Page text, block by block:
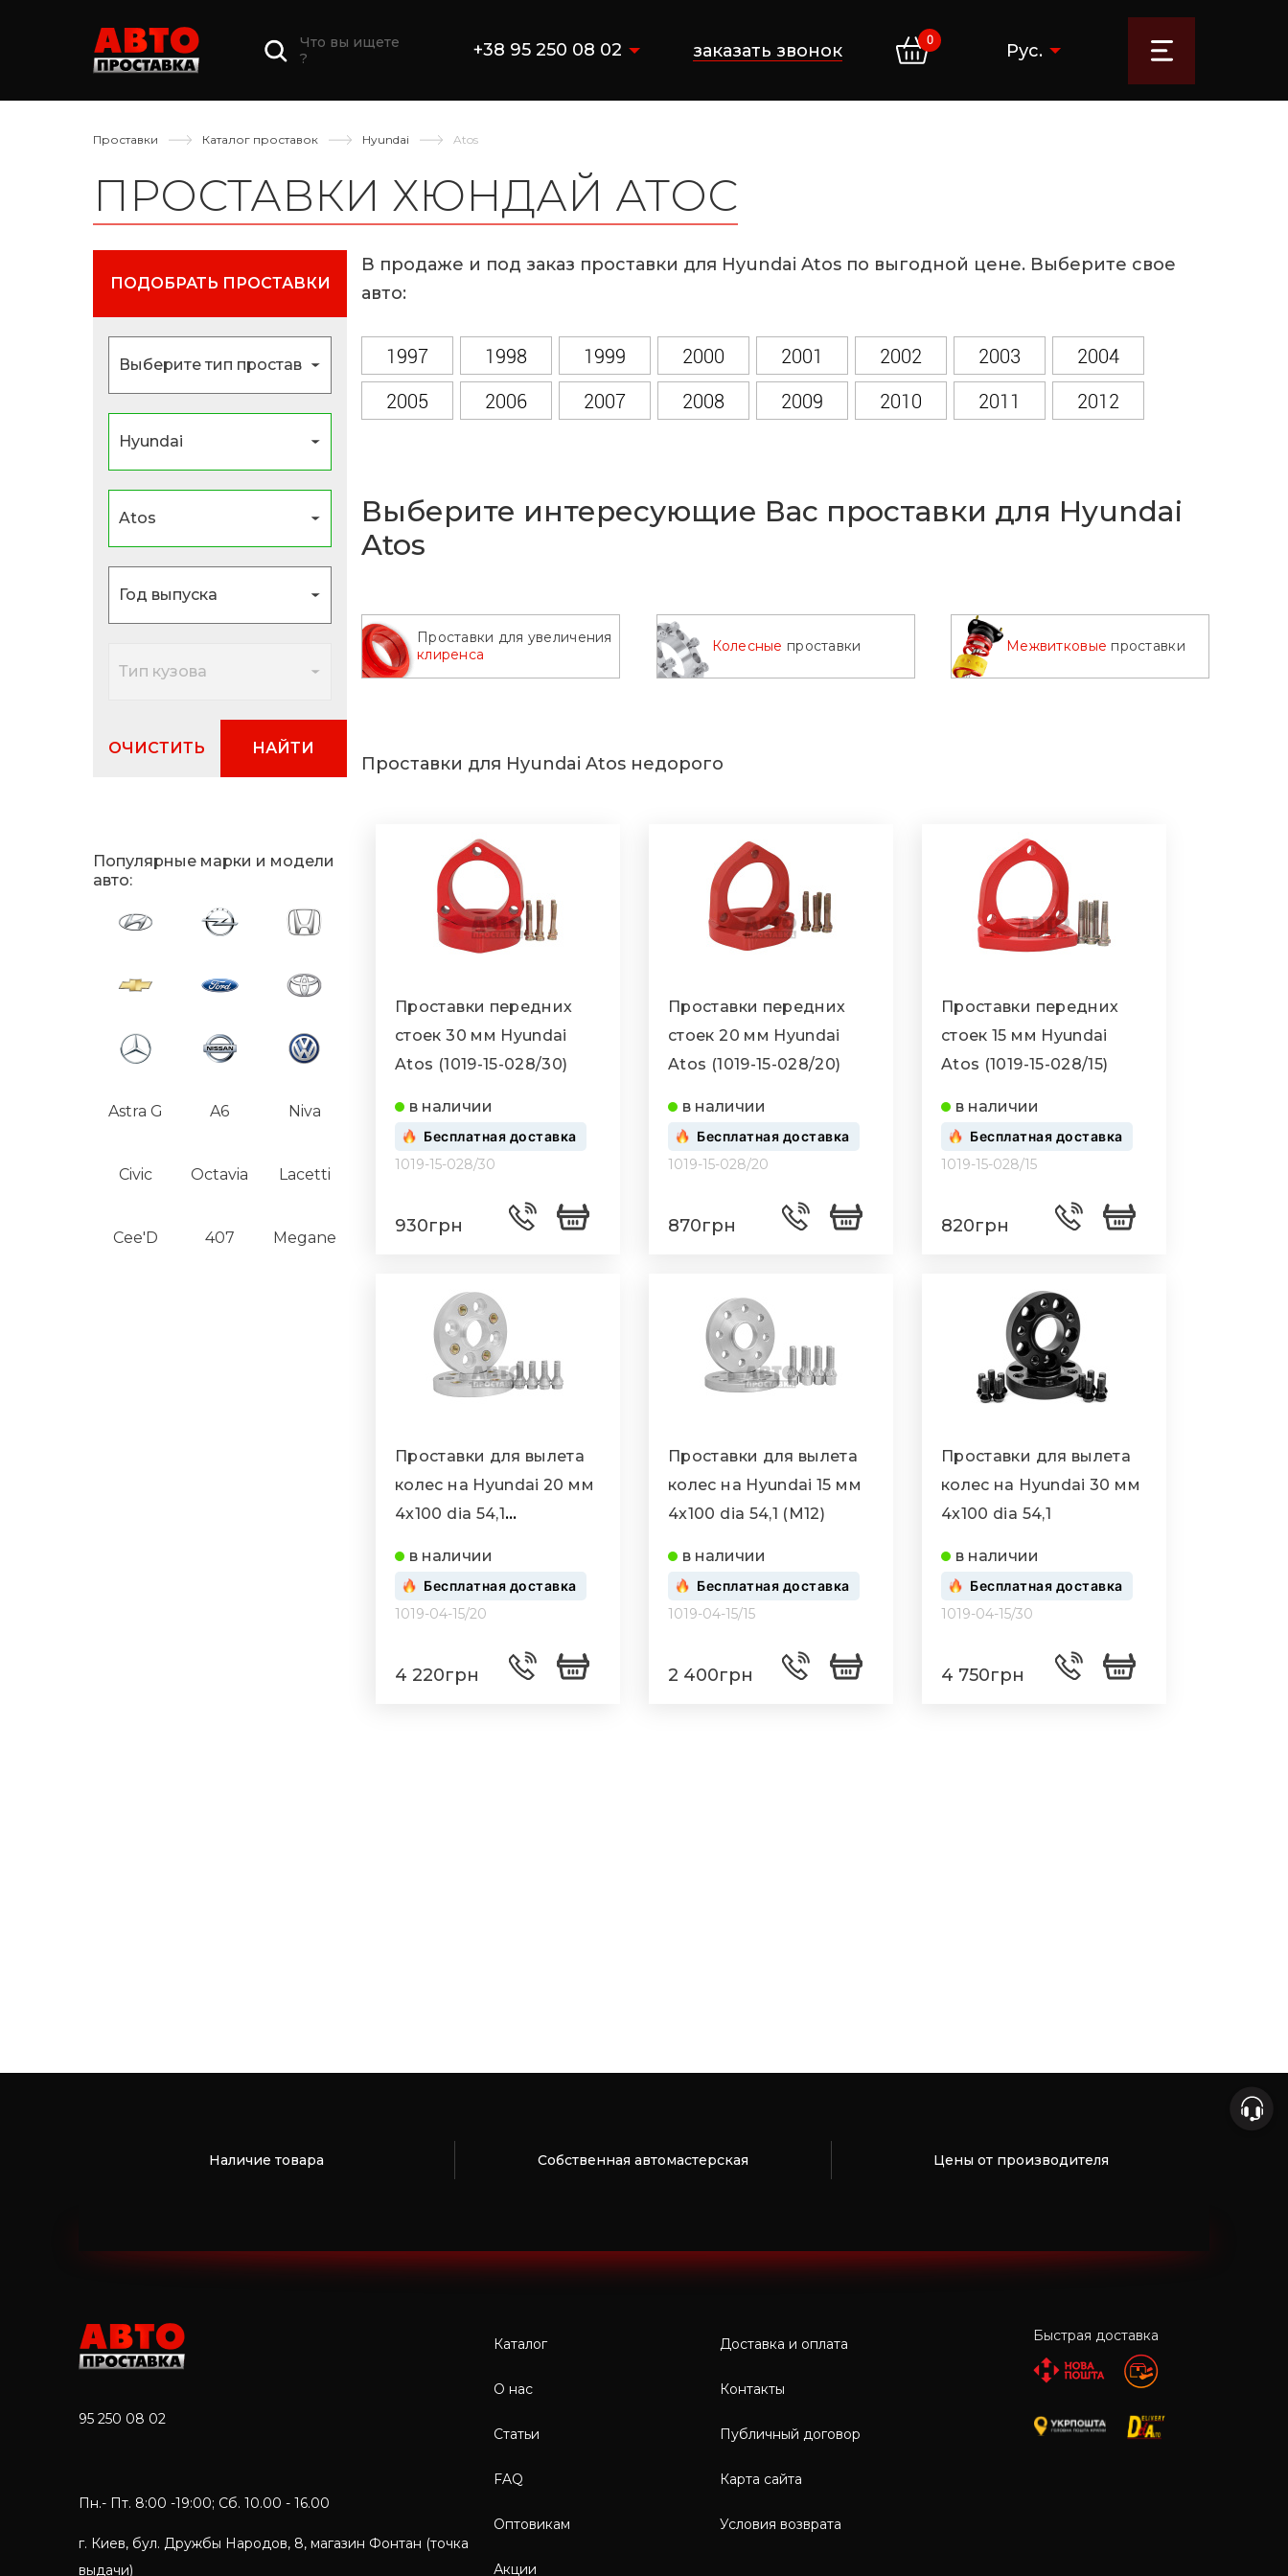
Что вы ищете
?
+38 95 250 08 02 заказать звонок 0 Рус.
Проставки Каталог проставок Hyundai Atos
ПРОСТАВКИ ХЮНДАЙ АТОС
ПОДОБРАТЬ ПРОСТАВКИ
ОЧИСТИТЬ НАЙТИ
Популярные марки и модели
авто:
Astra G A6 Niva
Civic Octavia Lacetti
Cee'D 407 Megane
В продаже и под заказ проставки для Hyundai Atos по выгодной цене. Выберите свое
авто:
1997 1998 1999 2000 2001 2002 2003
2004
2005
2006 2007 2008 2009 2010 2011
2012
Выберите интересующие Вас проставки для Hyundai
Atos
Проставки для увеличения
клиренса
Колесные проставки Межвитковые проставки
Проставки для Hyundai Atos недорого
Проставки передних
стоек 30 мм Hyundai
Atos (1019-15-028/30)
в наличии
Бесплатная доставка
1019-15-028/30
930грн
Проставки передних
стоек 20 мм Hyundai
Atos (1019-15-028/20)
в наличии
Бесплатная доставка
1019-15-028/20
870грн
Проставки передних
стоек 15 мм Hyundai
Atos (1019-15-028/15)
в наличии
Бесплатная доставка
1019-15-028/15
820грн
Проставки для вылета
колес на Hyundai 20 мм
4x100 dia 54,1
в наличии
Бесплатная доставка
1019-04-15/20
4 220грн
Проставки для вылета
колес на Hyundai 15 мм
4x100 dia 54,1 (M12)
в наличии
Бесплатная доставка
1019-04-15/15
2 400грн
Проставки для вылета
колес на Hyundai 30 мм
4x100 dia 54,1
в наличии
Бесплатная доставка
1019-04-15/30
4 750грн
Наличие товара Собственная автомастерская Цены от производителя
95 250 08 02
Пн.- Пт. 8:00 -19:00; Сб. 10.00 - 16.00
г. Киев, бул. Дружбы Народов, 8, магазин Фонтан (точка
выдачи)
Каталог
О нас
Статьи
FAQ
Оптовикам
Акции
Доставка и оплата
Контакты
Публичный договор
Карта сайта
Условия возврата
Быстрая доставка